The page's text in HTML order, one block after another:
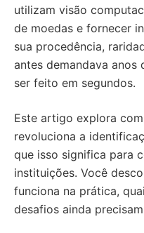
utilizam visão
de moedas e fornecer
sua procedência,
antes demandava anos
ser feito em segundos.
Este artigo explora
revoluciona a
que isso significa para
instituições. Você
funciona na prática,
desafios ainda